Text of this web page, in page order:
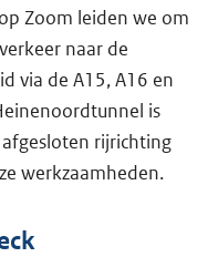
Zoom leiden we om
naar de
via de A15, A16 en
is
rijrichting
werkzaamheden.